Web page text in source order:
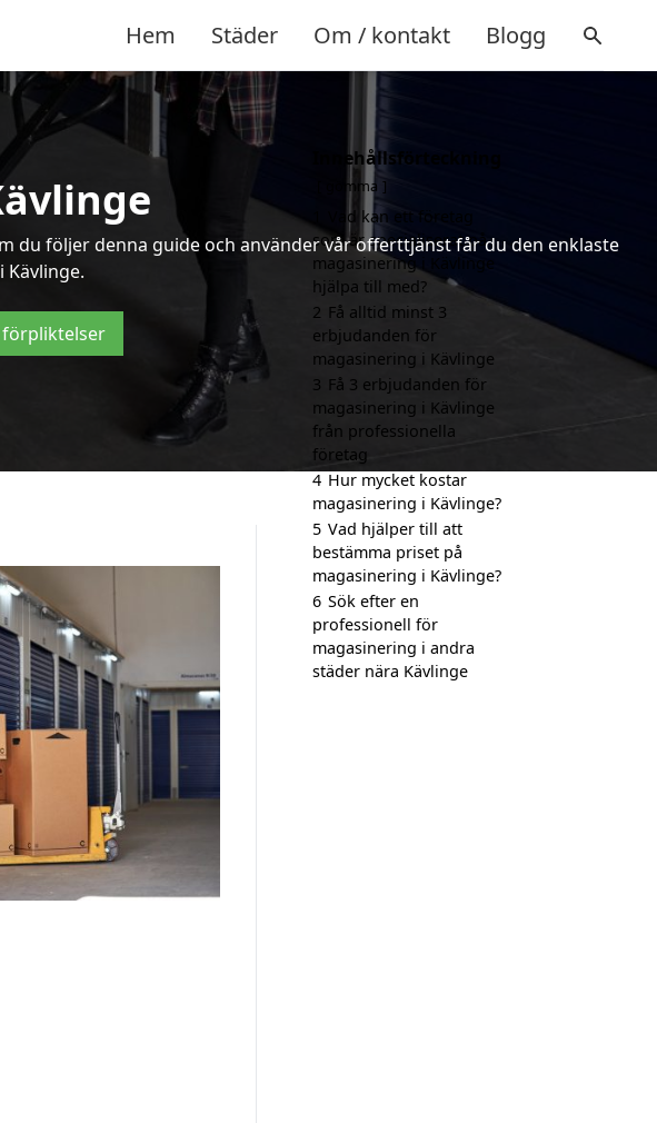
Hem Städer Om / kontakt Blogg
du följer denna guide och använder vår offerttjänst får du den enklaste
förpliktelser
Innehållsförteckning
gömma
Vad kan ett företag
som är specialiserat på
magasinering i Kävlinge
hjälpa till med?
2 Få alltid minst 3
erbjudanden för
magasinering i Kävlinge
3 Få 3 erbjudanden för
magasinering i Kävlinge
från professionella
företag
4 Hur mycket kostar
magasinering i Kävlinge?
5 Vad hjälper till att
bestämma priset på
magasinering i Kävlinge?
6 Sök efter en
professionell för
magasinering i andra
städer nära Kävlinge